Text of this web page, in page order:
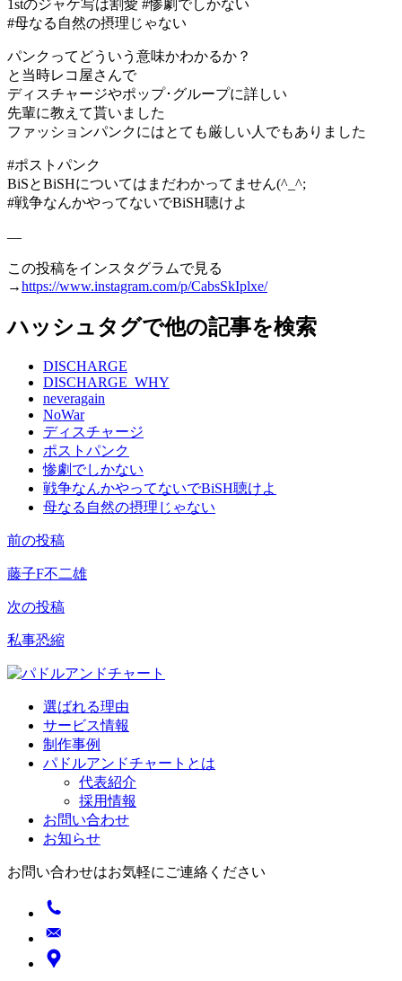
1stのジャケ写は割愛 #惨劇でしかない
#母なる自然の摂理じゃない
パンクってどういう意味かわかるか？
と当時レコ屋さんで
ディスチャージやポップ･グループに詳しい
先輩に教えて貰いました
ファッションパンクにはとても厳しい人でもありました
#ポストパンク
BiSとBiSHについてはまだわかってません(^_^;
#戦争なんかやってないでBiSH聴けよ
—
この投稿をインスタグラムで見る
→https://www.instagram.com/p/CabsSkIplxe/
ハッシュタグで他の記事を検索
DISCHARGE
DISCHARGE_WHY
neveragain
NoWar
ディスチャージ
ポストパンク
惨劇でしかない
戦争なんかやってないでBiSH聴けよ
母なる自然の摂理じゃない
投
稿
ナ
ビ
ゲ
前の投稿
藤子F不二雄
次の投稿
私事恐縮
選ばれる理由
サービス情報
制作事例
パドルアンドチャートとは
代表紹介
採用情報
お問い合わせ
お知らせ
お問い合わせはお気軽にご連絡ください